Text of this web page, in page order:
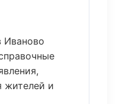
Иваново
жителей и